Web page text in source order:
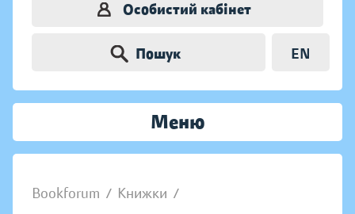
Особистий кабінет
Пошук EN
Меню
Bookforum / Книжки /